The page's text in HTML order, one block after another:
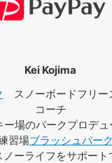
Kei Kojima
スノーボードフリ
コーチ
場のパークプロデュ
習場ブラッシュパー
ーライフをサポート